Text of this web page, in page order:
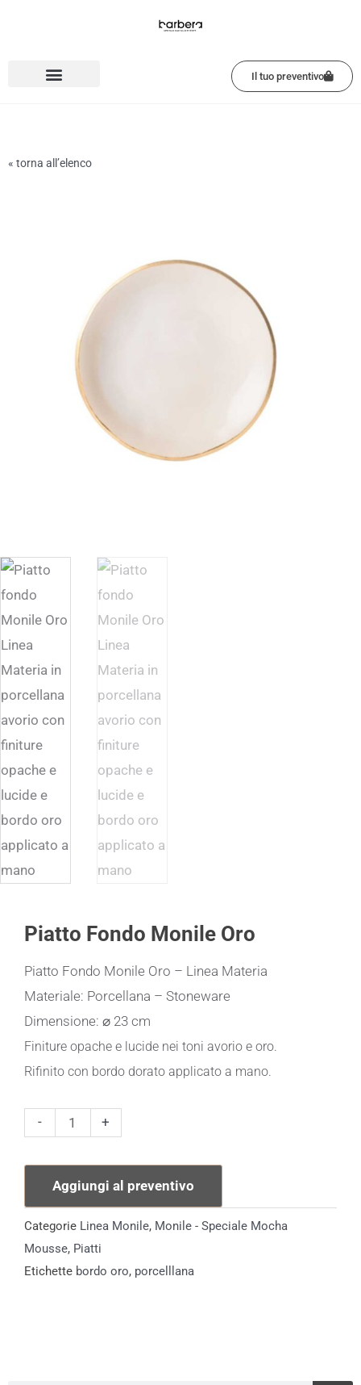
Il tuo preventivo
« torna all’elenco
Piatto Fondo Monile Oro
Piatto Fondo Monile Oro – Linea Materia
Materiale: Porcellana – Stoneware
Dimensione: ⌀ 23 cm
Finiture opache e lucide nei toni avorio e oro.
Rifinito con bordo dorato applicato a mano.
-
Piatto
Monile
quantità
+
Aggiungi al preventivo
Categorie Linea Monile, Monile - Speciale Mocha
Mousse, Piatti
Etichette bordo oro, porcelllana